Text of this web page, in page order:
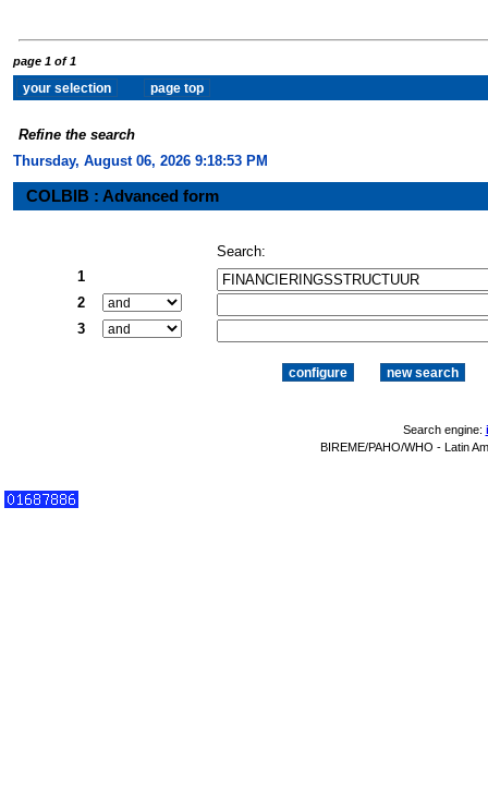
page 1 of 1
Refine the search
Thursday, August 06, 2026 9:18:53 PM
COLBIB : Advanced form
Search:
1
2
3
Search engine:
BIREME/PAHO/WHO - Latin